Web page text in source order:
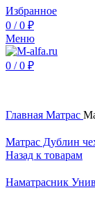
Избранное
0 / 0 ₽
Меню
0 / 0 ₽
Главная Матрас
Матрас Дублин
Назад к товарам
Наматрасник